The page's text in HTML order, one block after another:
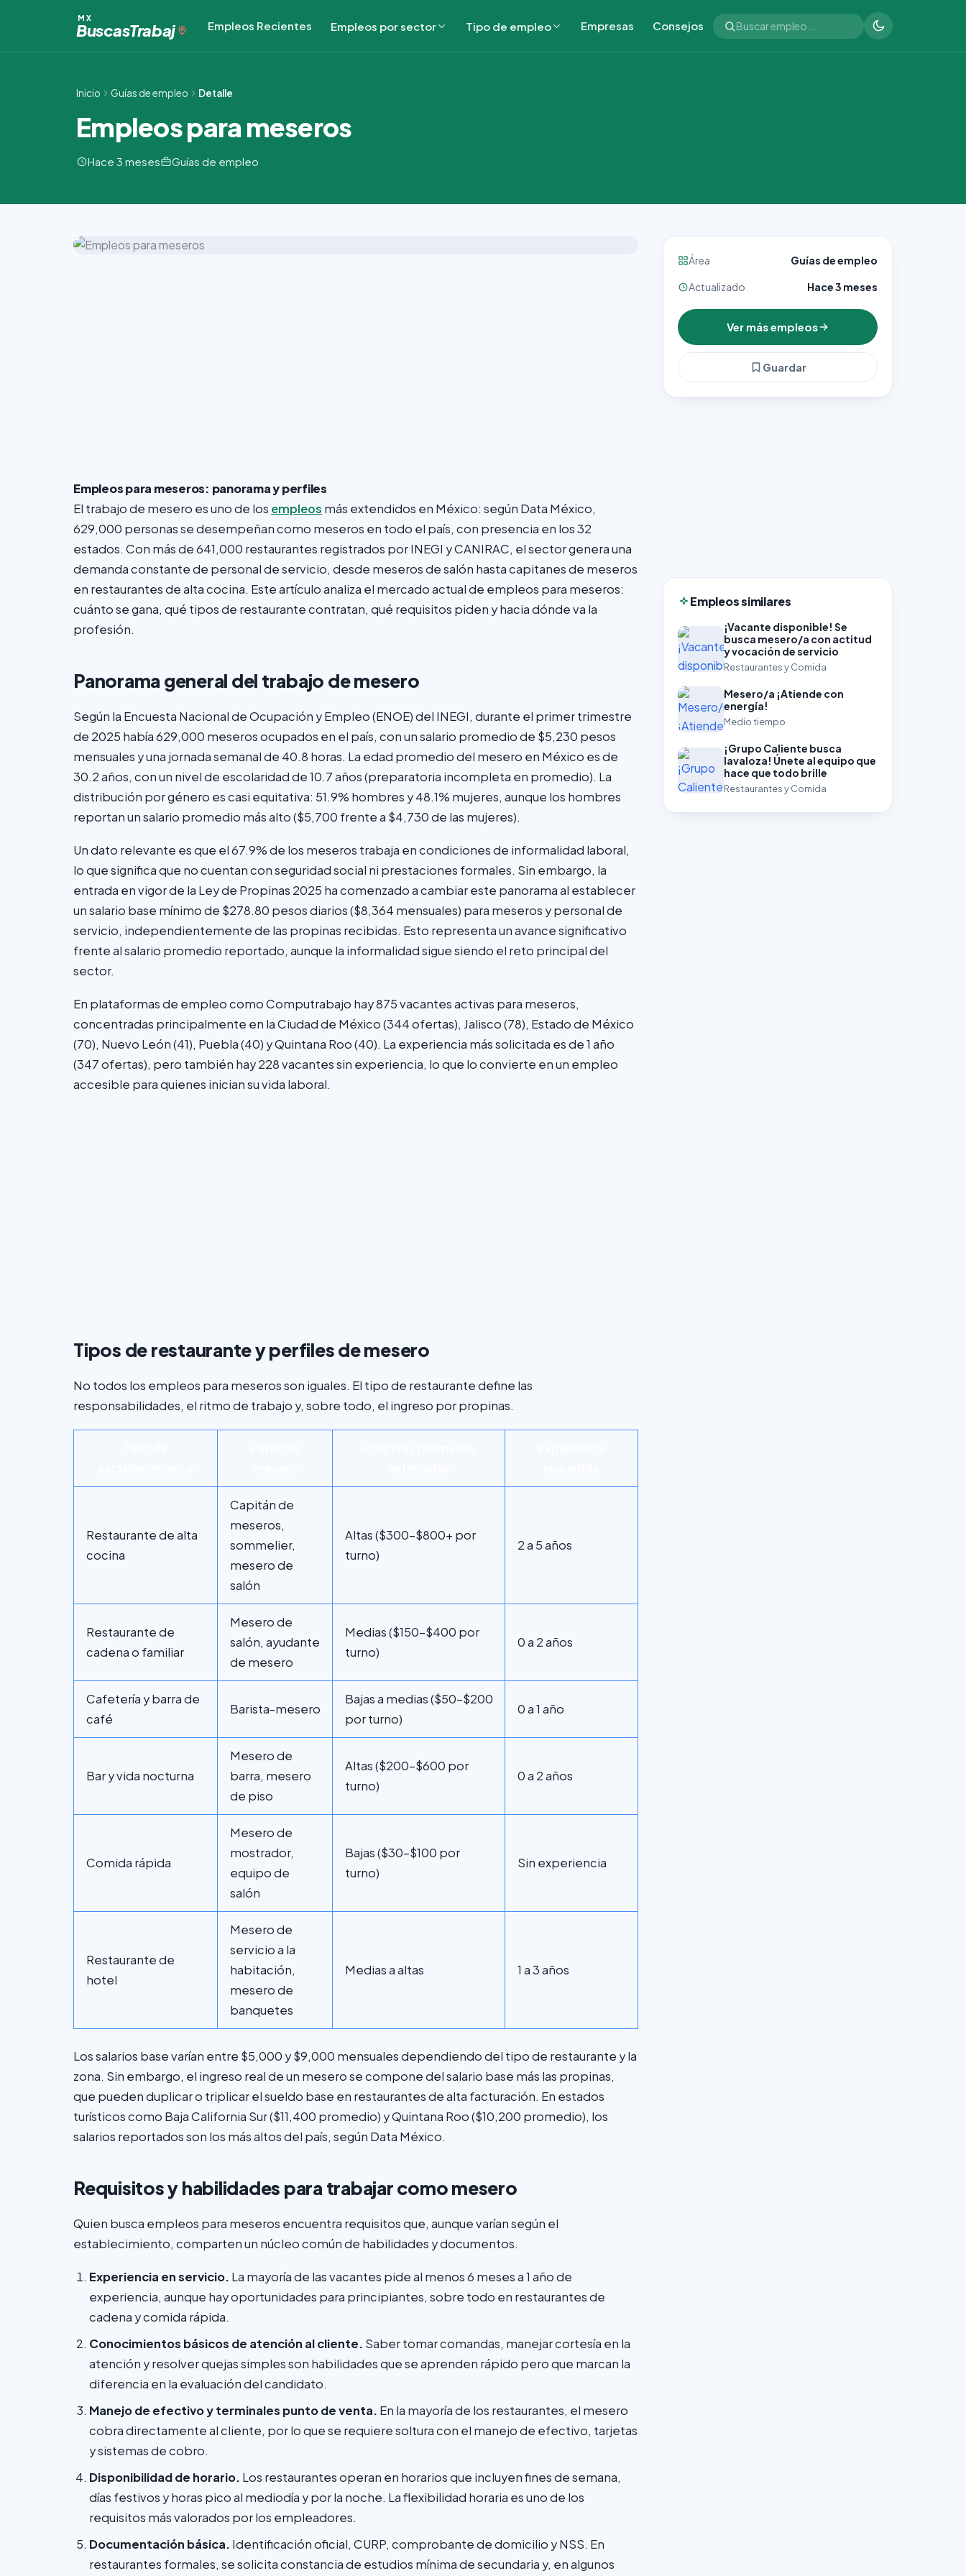
MX
BuscasTrabaj Empleos Recientes Empleos por sector Tipo de empleo Empresas Consejos
Inicio Guías de empleo Detalle
Empleos para meseros
Hace 3 meses Guías de empleo
Empleos para meseros: panorama y perfiles
El trabajo de mesero es uno de los empleos más extendidos en México: según Data México,
629,000 personas se desempeñan como meseros en todo el país, con presencia en los 32
estados. Con más de 641,000 restaurantes registrados por INEGI y CANIRAC, el sector genera una
demanda constante de personal de servicio, desde meseros de salón hasta capitanes de meseros
en restaurantes de alta cocina. Este artículo analiza el mercado actual de empleos para meseros:
cuánto se gana, qué tipos de restaurante contratan, qué requisitos piden y hacia dónde va la
profesión.
Panorama general del trabajo de mesero
Según la Encuesta Nacional de Ocupación y Empleo (ENOE) del INEGI, durante el primer trimestre
de 2025 había 629,000 meseros ocupados en el país, con un salario promedio de $5,230 pesos
mensuales y una jornada semanal de 40.8 horas. La edad promedio del mesero en México es de
30.2 años, con un nivel de escolaridad de 10.7 años (preparatoria incompleta en promedio). La
distribución por género es casi equitativa: 51.9% hombres y 48.1% mujeres, aunque los hombres
reportan un salario promedio más alto ($5,700 frente a $4,730 de las mujeres).
Un dato relevante es que el 67.9% de los meseros trabaja en condiciones de informalidad laboral,
lo que significa que no cuentan con seguridad social ni prestaciones formales. Sin embargo, la
entrada en vigor de la Ley de Propinas 2025 ha comenzado a cambiar este panorama al establecer
un salario base mínimo de $278.80 pesos diarios ($8,364 mensuales) para meseros y personal de
servicio, independientemente de las propinas recibidas. Esto representa un avance significativo
frente al salario promedio reportado, aunque la informalidad sigue siendo el reto principal del
sector.
En plataformas de empleo como Computrabajo hay 875 vacantes activas para meseros,
concentradas principalmente en la Ciudad de México (344 ofertas), Jalisco (78), Estado de México
(70), Nuevo León (41), Puebla (40) y Quintana Roo (40). La experiencia más solicitada es de 1 año
(347 ofertas), pero también hay 228 vacantes sin experiencia, lo que lo convierte en un empleo
accesible para quienes inician su vida laboral.
Tipos de restaurante y perfiles de mesero
No todos los empleos para meseros son iguales. El tipo de restaurante define las
responsabilidades, el ritmo de trabajo y, sobre todo, el ingreso por propinas.
Restaurante de alta
cocina
Capitán de
meseros,
sommelier,
mesero de
salón
Altas ($300-$800+ por
turno)
2 a 5 años
Restaurante de
cadena o familiar
Mesero de
salón, ayudante
de mesero
Medias ($150-$400 por
turno)
0 a 2 años
Cafetería y barra de
café
Barista-mesero
Bajas a medias ($50-$200
por turno)
0 a 1 año
Bar y vida nocturna
Mesero de
barra, mesero
de piso
Altas ($200-$600 por
turno)
0 a 2 años
Comida rápida
Mesero de
mostrador,
equipo de
salón
Bajas ($30-$100 por
turno)
Sin experiencia
Restaurante de
hotel
Mesero de
servicio a la
habitación,
mesero de
banquetes
Medias a altas 1 a 3 años
Los salarios base varían entre $5,000 y $9,000 mensuales dependiendo del tipo de restaurante y la
zona. Sin embargo, el ingreso real de un mesero se compone del salario base más las propinas,
que pueden duplicar o triplicar el sueldo base en restaurantes de alta facturación. En estados
turísticos como Baja California Sur ($11,400 promedio) y Quintana Roo ($10,200 promedio), los
salarios reportados son los más altos del país, según Data México.
Requisitos y habilidades para trabajar como mesero
Quien busca empleos para meseros encuentra requisitos que, aunque varían según el
establecimiento, comparten un núcleo común de habilidades y documentos.
Experiencia en servicio. La mayoría de las vacantes pide al menos 6 meses a 1 año de
experiencia, aunque hay oportunidades para principiantes, sobre todo en restaurantes de
cadena y comida rápida.
Conocimientos básicos de atención al cliente. Saber tomar comandas, manejar cortesía en la
atención y resolver quejas simples son habilidades que se aprenden rápido pero que marcan la
diferencia en la evaluación del candidato.
Manejo de efectivo y terminales punto de venta. En la mayoría de los restaurantes, el mesero
cobra directamente al cliente, por lo que se requiere soltura con el manejo de efectivo, tarjetas
y sistemas de cobro.
Disponibilidad de horario. Los restaurantes operan en horarios que incluyen fines de semana,
días festivos y horas pico al mediodía y por la noche. La flexibilidad horaria es uno de los
requisitos más valorados por los empleadores.
Documentación básica. Identificación oficial, CURP, comprobante de domicilio y NSS. En
restaurantes formales, se solicita constancia de estudios mínima de secundaria y, en algunos
Área Guías de empleo
Actualizado Hace 3 meses
Ver más empleos
Guardar
Empleos similares
¡Vacante disponible! Se
busca mesero/a con actitud
y vocación de servicio
Restaurantes y Comida
Mesero/a ¡Atiende con
energía!
Medio tiempo
¡Grupo Caliente busca
lavaloza! Únete al equipo que
hace que todo brille
Restaurantes y Comida